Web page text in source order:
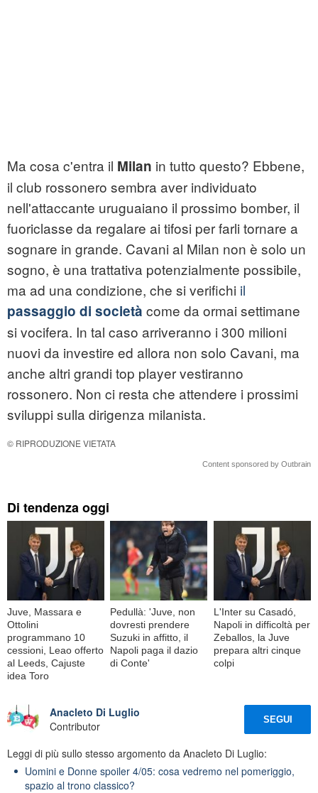
Ma cosa c'entra il Milan in tutto questo? Ebbene,
il club rossonero sembra aver individuato
nell'attaccante uruguaiano il prossimo bomber, il
fuoriclasse da regalare ai tifosi per farli tornare a
sognare in grande. Cavani al Milan non è solo un
sogno, è una trattativa potenzialmente possibile,
ma ad una condizione, che si verifichi il
passaggio di società come da ormai settimane
si vocifera. In tal caso arriveranno i 300 milioni
nuovi da investire ed allora non solo Cavani, ma
anche altri grandi top player vestiranno
rossonero. Non ci resta che attendere i prossimi
sviluppi sulla dirigenza milanista.
© RIPRODUZIONE VIETATA
Content sponsored by Outbrain
Di tendenza oggi
Juve, Massara e
Ottolini
programmano 10
cessioni, Leao offerto
al Leeds, Cajuste
idea Toro
Pedullà: 'Juve, non
dovresti prendere
Suzuki in affitto, il
Napoli paga il dazio
di Conte'
L'Inter su Casadó,
Napoli in difficoltà per
Zeballos, la Juve
prepara altri cinque
colpi
Anacleto Di Luglio
Contributor
SEGUI
Leggi di più sullo stesso argomento da Anacleto Di Luglio:
Uomini e Donne spoiler 4/05: cosa vedremo nel pomeriggio,
spazio al trono classico?